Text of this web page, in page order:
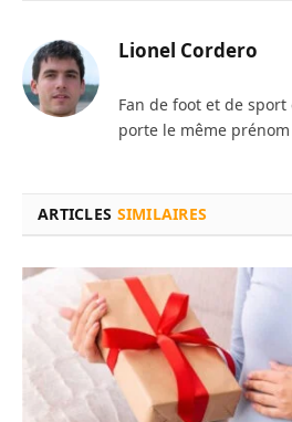
Lionel Cordero
Fan de foot et de
porte le même
ARTICLES SIMILAIRES